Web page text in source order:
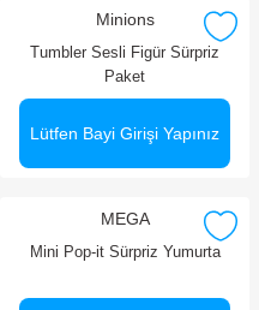
Minions
Tumbler Sesli Figür Sürpriz
Paket
Lütfen Bayi Girişi Yapınız
MEGA
Mini Pop-it Sürpriz Yumurta